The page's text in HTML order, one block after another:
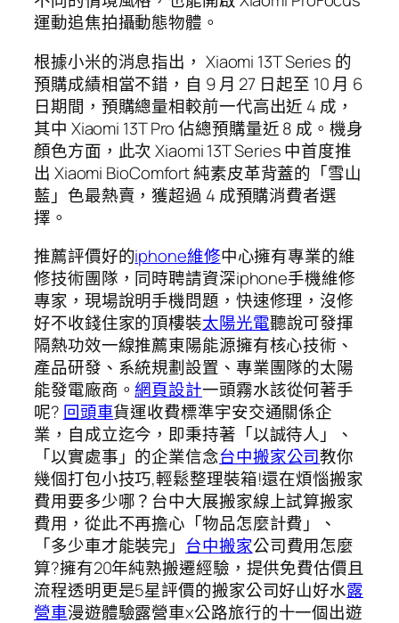
運動追焦拍攝動態物體。
根據小米的消息指出， Xiaomi 13T Series 的
預購成績相當不錯，自 9 月 27 日起至 10 月 6
日期間，預購總量相較前一代高出近 4 成，
其中 Xiaomi 13T Pro 佔總預購量近 8 成。機身
顏色方面，此次 Xiaomi 13T Series 中首度推
出 Xiaomi BioComfort 純素皮革背蓋的「雪山
藍」色最熱賣，獲超過 4 成預購消費者選
擇。
推薦評價好的iphone維修中心擁有專業的維
修技術團隊，同時聘請資深iphone手機維修
專家，現場說明手機問題，快速修理，沒修
好不收錢住家的頂樓裝太陽光電聽說可發揮
隔熱功效一線推薦東陽能源擁有核心技術、
產品研發、系統規劃設置、專業團隊的太陽
能發電廠商。網頁設計一頭霧水該從何著手
呢? 回頭車貨運收費標準宇安交通關係企
業，自成立迄今，即秉持著「以誠待人」、
「以實處事」的企業信念台中搬家公司教你
幾個打包小技巧,輕鬆整理裝箱!還在煩惱搬家
費用要多少哪？台中大展搬家線上試算搬家
費用，從此不再擔心「物品怎麼計費」、
「多少車才能裝完」 台中搬家公司費用怎麼
算?擁有20年純熟搬遷經驗，提供免費估價且
流程透明更是5星評價的搬家公司好山好水露
營車漫遊體驗露營車x公路旅行的十一個出遊